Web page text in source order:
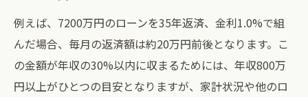
例えば、7200万円のローンを35年返済、金利1.0%で組
んだ場合、毎月の返済額は約20万円前後となります。こ
の金額が年収の30%以内に収まるためには、年収800万
円以上がひとつの目安となりますが、家計状況や他のロ